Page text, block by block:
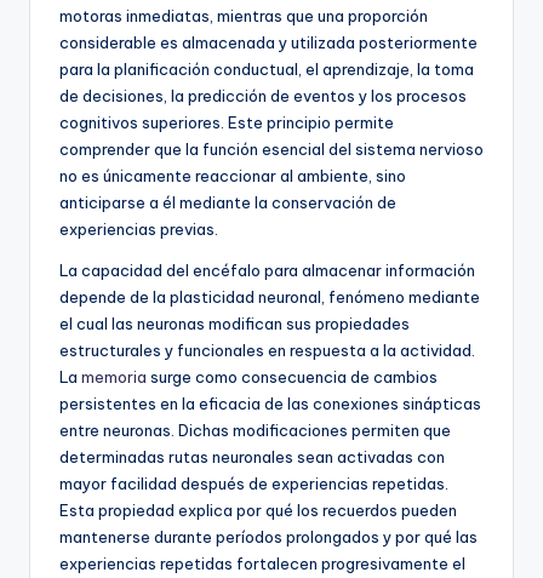
motoras inmediatas, mientras que una proporción
considerable es almacenada y utilizada posteriormente
para la planificación conductual, el aprendizaje, la toma
de decisiones, la predicción de eventos y los procesos
cognitivos superiores. Este principio permite
comprender que la función esencial del sistema nervioso
no es únicamente reaccionar al ambiente, sino
anticiparse a él mediante la conservación de
experiencias previas.
La capacidad del encéfalo para almacenar información
depende de la plasticidad neuronal, fenómeno mediante
el cual las neuronas modifican sus propiedades
estructurales y funcionales en respuesta a la actividad.
La memoria surge como consecuencia de cambios
persistentes en la eficacia de las conexiones sinápticas
entre neuronas. Dichas modificaciones permiten que
determinadas rutas neuronales sean activadas con
mayor facilidad después de experiencias repetidas.
Esta propiedad explica por qué los recuerdos pueden
mantenerse durante períodos prolongados y por qué las
experiencias repetidas fortalecen progresivamente el